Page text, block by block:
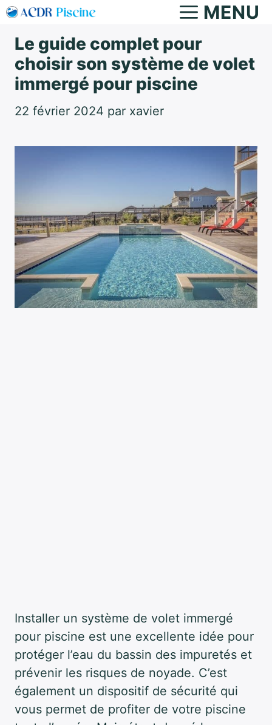
Aller
contenu
MENU
Le guide complet pour
choisir son système de volet
immergé pour piscine
22 février 2024 par xavier
Installer un système de volet immergé
pour piscine est une excellente idée pour
protéger l’eau du bassin des impuretés et
prévenir les risques de noyade. C’est
également un dispositif de sécurité qui
vous permet de profiter de votre piscine